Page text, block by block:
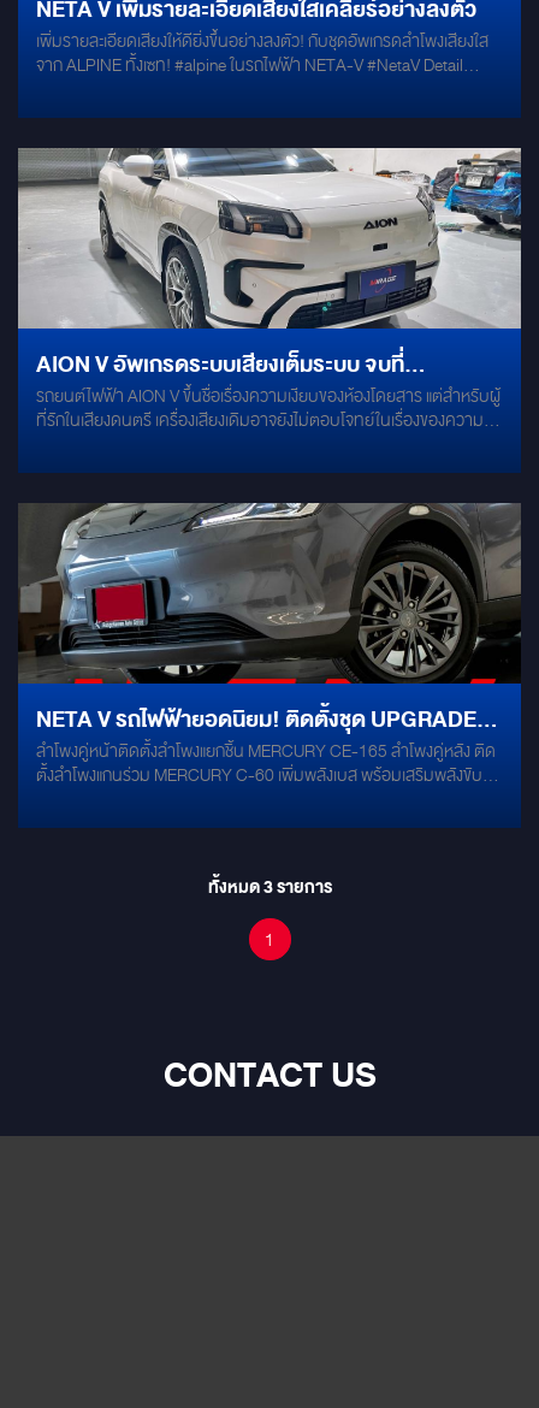
NETA V เพิ่มรายละเอียดเสียงใสเคลียร์อย่างลงตัว
เพิ่มรายละเอียดเสียงให้ดียิ่งขึ้นอย่างลงตัว! กับชุดอัพเกรดลำโพงเสียงใส
จาก ALPINE ทั้งเซท! #alpine ในรถไฟฟ้า NETA-V #NetaV Detail
speaker] ALPINE PWE-M770 [bass box]เพิ่มรายละเอียดเสียงให้ดียิ่ง
#alpine ในรถไฟฟ้า NETA-V #NetaV Detail ALPINE S-65C
[component speaker] ALPINE S-65 [coaxial speaker] ALPINE
PWE-M770 [bass box]เพิ่มรายละเอียดเสียงให้ดียิ่งขึ้นอย่างลงตัว! กับ
ชุดอัพเกรดลำโพงเสียงใสจาก ALPINE ทั้งเซท! #alpine ในรถไฟฟ้า
NETA-V #NetaV Detail ALPINE S-65C [component speaker]
ALPINE S-65 [coaxial speaker] ALPINE PWE-M770 [bass
box]เพิ่มรายละเอียดเสียงให้ดียิ่งขึ้นอย่างลงตัว! กับชุดอัพเกรดลำโพง
เสียงใสจาก ALPINE ทั้งเซท! #alpine ในรถไฟฟ้า NETA-V #NetaV
Detail ALPINE S-65C [component speaker] ALPINE S-65 [coaxial
speaker] ALPINE PWE-M770 [bass box]
AION V อัพเกรดระบบเสียงเต็มระบบ จบที่
MERCURY เบสแน่น มิติสมจริง
รถยนต์ไฟฟ้า AION V ขึ้นชื่อเรื่องความเงียบของห้องโดยสาร แต่สำหรับผู้
ที่รักในเสียงดนตรี เครื่องเสียงเดิมอาจยังไม่ตอบโจทย์ในเรื่องของความลึก
แบรนด์ชั้นนำอย่าง MERCURY เพื่อยกระดับการฟังเพลงในรถคันนี้ให้
NETA V รถไฟฟ้ายอดนิยม! ติดตั้งชุด UPGRADE
ยอดนิยม! กับชุดเซท MERCURY-SET
ลำโพงคู่หน้าติดตั้งลำโพงแยกชิ้น MERCURY CE-165 ลำโพงคู่หลัง ติด
ตั้งลำโพงแกนร่วม MERCURY C-60 เพิ่มพลังเบส พร้อมเสริมพลังขับ
ติดตั้งเข้าช่องเดิม ไม่กระทบระบบเดิมของตัวรถ
ทั้งหมด3รายการ
1
CONTACT US